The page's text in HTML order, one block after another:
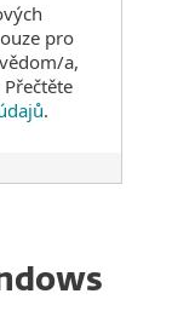
pro
a,
.